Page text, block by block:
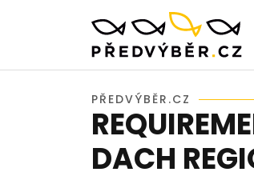
PŘEDVÝBĚR.CZ
DACH